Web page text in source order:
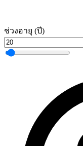
ช่วงอายุ (ปี)